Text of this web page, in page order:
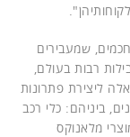
שמעבירים
רבות בעולם,
ליצירת פתרונות
ביניהם: כלי רכב
מלאנוקס